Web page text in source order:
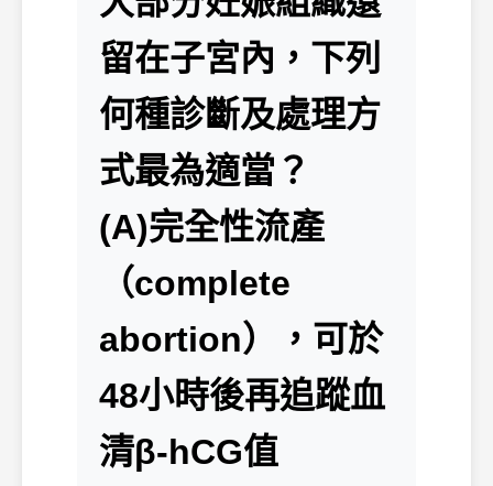
留在子宮內，下列
何種診斷及處理方
式最為適當？
(A)完全性流產
（complete
abortion），可於
48小時後再追蹤血
清β-hCG值